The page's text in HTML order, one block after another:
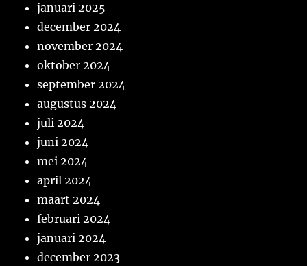
januari 2025
december 2024
november 2024
oktober 2024
september 2024
augustus 2024
juli 2024
juni 2024
mei 2024
april 2024
maart 2024
februari 2024
januari 2024
december 2023